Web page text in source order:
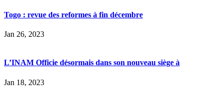
Togo : revue des reformes à fin décembre
Jan 26, 2023
L’INAM Officie désormais dans son nouveau siège à
Jan 18, 2023